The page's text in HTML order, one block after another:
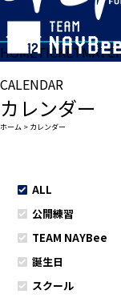
HOMETICKET
CALENDAR
カレンダー
ホーム > カレンダー
ALL
公開練習
TEAM NAYBee
誕生日
スクール